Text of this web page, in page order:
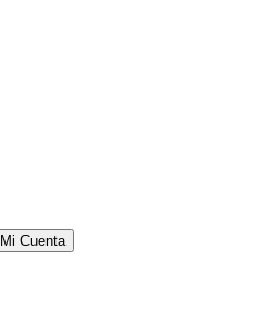
Cuenta